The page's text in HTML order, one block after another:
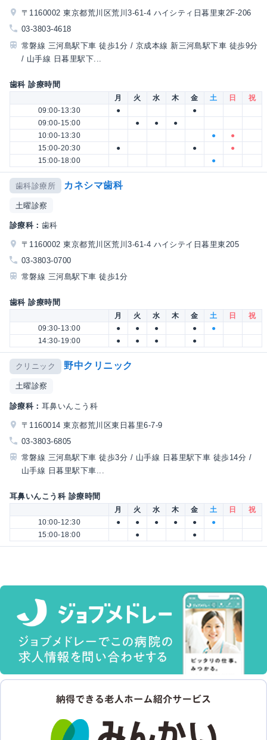
〒1160002 東京都荒川区荒川3-61-4 ハイシティ日暮里東2F-206
03-3803-4618
常磐線 三河島駅下車 徒歩1分 / 京成本線 新三河島駅下車 徒歩9分
/ 山手線 日暮里駅下...
歯科 診療時間
月 火 水 木 金 土 日
祝
09:00-13:30
●
●
09:00-15:00
● ●
●
10:00-13:30
●
●
15:00-20:30
● ●
●
15:00-18:00
●
歯科診療所 カネシマ歯科
土曜診察
診療科： 歯科
〒1160002 東京都荒川区荒川3-61-4 ハイシテイ日暮里東205
03-3803-0700
常磐線 三河島駅下車 徒歩1分
歯科 診療時間
月 火 水 木 金 土 日
祝
09:30-13:00
● ● ● ●
●
14:30-19:00
● ● ● ●
クリニック 野中クリニック
土曜診察
診療科： 耳鼻いんこう科
〒1160014 東京都荒川区東日暮里6-7-9
03-3803-6805
常磐線 三河島駅下車 徒歩3分 / 山手線 日暮里駅下車 徒歩14分 /
山手線 日暮里駅下車...
耳鼻いんこう科 診療時間
月 火 水 木 金 土 日
祝
10:00-12:30
● ● ● ● ●
●
15:00-18:00
● ●